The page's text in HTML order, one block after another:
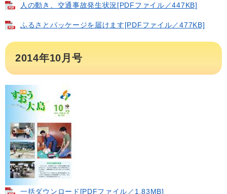
人の動き、交通事故発生状況[PDFファイル／447KB]
ふるさとパッケージを届けます[PDFファイル／477KB]
2014年10月号
一括ダウンロード​[PDFファイル／1.83MB]